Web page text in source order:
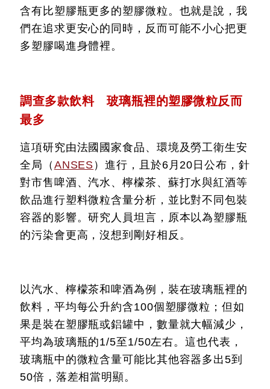
含有比塑膠瓶更多的塑膠微粒。也就是說，我
們在追求更安心的同時，反而可能不小心把更
多塑膠喝進身體裡。
調查多款飲料 玻璃瓶裡的塑膠微粒反而
最多
這項研究由法國國家食品、環境及勞工衛生安
全局（ ANSES ）進行，且於6月20日公布，針
對市售啤酒、汽水、檸檬茶、蘇打水與紅酒等
飲品進行塑料微粒含量分析，並比對不同包裝
容器的影響。研究人員坦言，原本以為塑膠瓶
的污染會更高，沒想到剛好相反。
以汽水、檸檬茶和啤酒為例，裝在玻璃瓶裡的
飲料，平均每公升約含100個塑膠微粒；但如
果是裝在塑膠瓶或鋁罐中，數量就大幅減少，
平均為玻璃瓶的1/5至1/50左右。這也代表，
玻璃瓶中的微粒含量可能比其他容器多出5到
50倍，落差相當明顯。